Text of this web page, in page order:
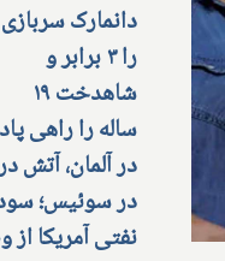
دانمارک سربازی
را ۳ برابر و
شاهدخت ۱۹
ساله را راهی
در آلمان، آتش
در سوئیس؛
نفتی آمریکا